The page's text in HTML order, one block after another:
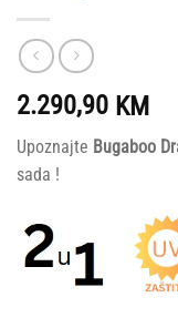
2.290,90 KM
Upoznajte Bugaboo
sada !